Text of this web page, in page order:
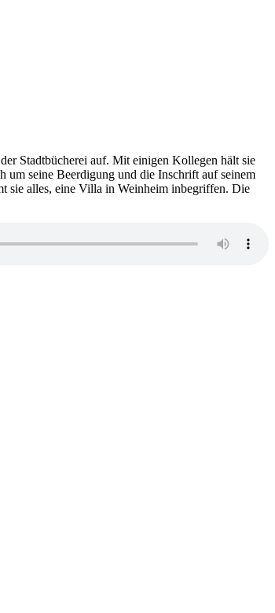
Stadtbücherei auf. Mit einigen Kollegen hält sie
seine Beerdigung und die Inschrift auf seinem
sie alles, eine Villa in Weinheim inbegriffen. Die